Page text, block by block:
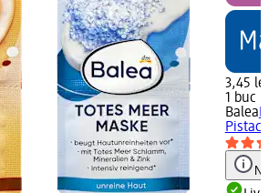
3,45 lei
1 buc
Balea
Notă